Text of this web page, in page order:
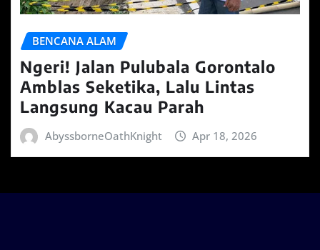
BENCANA ALAM
Ngeri! Jalan Pulubala Gorontalo
Amblas Seketika, Lalu Lintas
Langsung Kacau Parah
AbyssborneOathKnight Apr 18, 2026